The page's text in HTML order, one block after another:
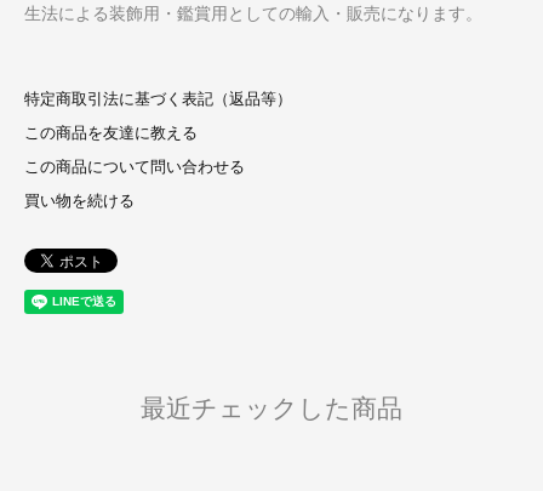
生法による装飾用・鑑賞用としての輸入・販売になります。
特定商取引法に基づく表記（返品等）
この商品を友達に教える
この商品について問い合わせる
買い物を続ける
最近チェックした商品